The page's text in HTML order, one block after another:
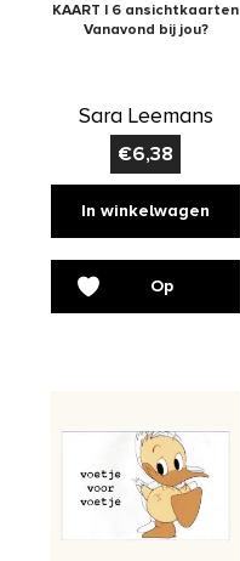
KAART | 6 ansichtkaarten
Vanavond bij jou?
Sara Leemans
€6,38
In winkelwagen
Op